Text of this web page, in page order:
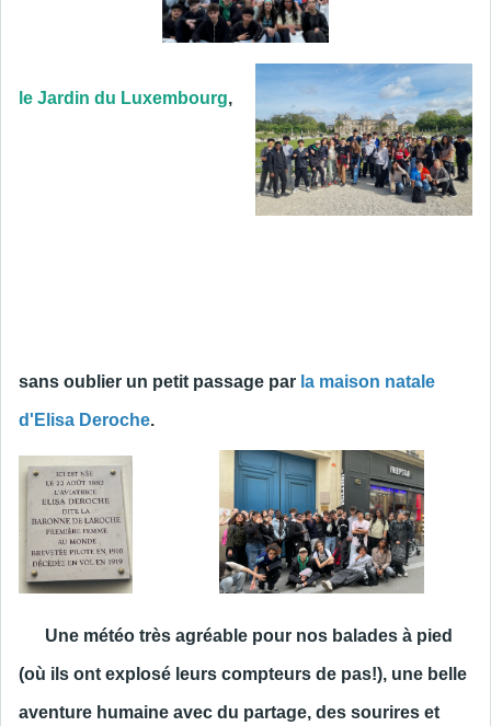
le Jardin du Luxembourg,
sans oublier un petit passage par la maison natale
d'Elisa Deroche.
Une météo très agréable pour nos balades à pied
(où ils ont explosé leurs compteurs de pas!), une belle
aventure humaine avec du partage, des sourires et